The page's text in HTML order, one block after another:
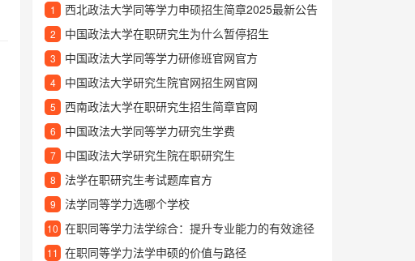
1 西北政法大学同等学力申硕招生简章2025最新公告
2 中国政法大学在职研究生为什么暂停招生
3 中国政法大学同等学力研修班官网官方
4 中国政法大学研究生院官网招生网官网
5 西南政法大学在职研究生招生简章官网
6 中国政法大学同等学力研究生学费
7 中国政法大学研究生院在职研究生
8 法学在职研究生考试题库官方
9 法学同等学力选哪个学校
10 在职同等学力法学综合：提升专业能力的有效途径
11 在职同等学力法学申硕的价值与路径